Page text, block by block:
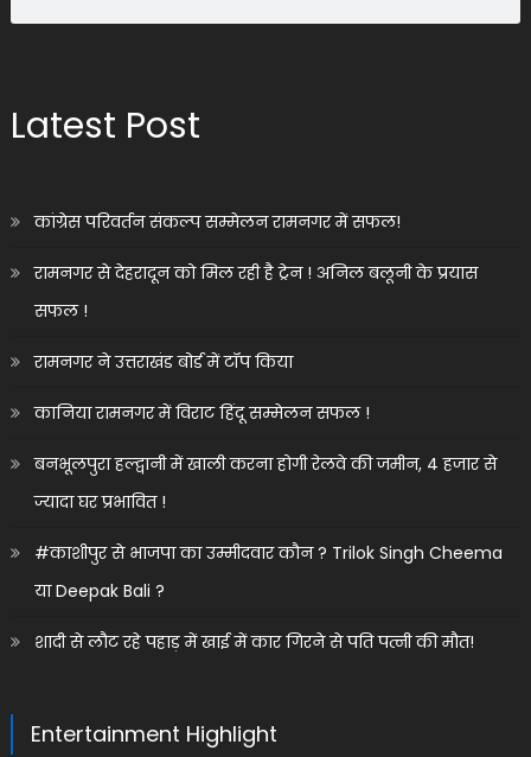
Latest Post
कांग्रेस परिवर्तन संकल्प सम्मेलन रामनगर में सफल!
रामनगर से देहरादून को मिल रही है ट्रेन ! अनिल बलूनी के प्रयास
सफल !
रामनगर ने उत्तराखंड बोर्ड में टॉप किया
कानिया रामनगर में विराट हिंदू सम्मेलन सफल !
बनभूलपुरा हल्द्वानी में खाली करना होगी रेलवे की जमीन, 4 हजार से
ज्यादा घर प्रभावित !
#काशीपुर से भाजपा का उम्मीदवार कौन ? Trilok Singh Cheema
या Deepak Bali ?
शादी से लौट रहे पहाड़ में खाई में कार गिरने से पति पत्नी की मौत!
Entertainment Highlight